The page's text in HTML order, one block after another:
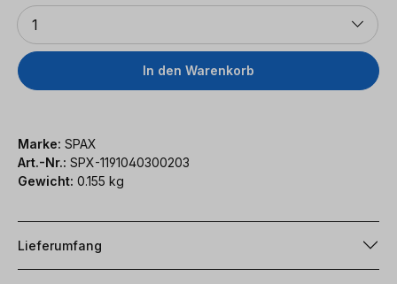
Anzahl
1
In den Warenkorb
Marke: SPAX
Art.-Nr.: SPX-1191040300203
Gewicht: 0.155 kg
Lieferumfang